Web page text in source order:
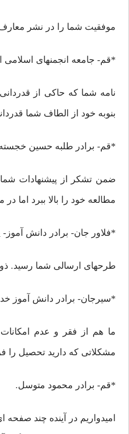
موفقیت شما را در نشر معارف
*قم- جامعه انجمنهای اسلامی
نامه شما که حاکی از
بنوبه خود از الطاف شما
*قم- برادر طلبه حسین
ضمن تشکر از پیشنهادات شما
مطالعه خود را بالا ببرد اما
*فلاور جان- برادر دانش آموز-
طرحهای ارسالی شما رسید.
*سیرجان- برادر دانش آموز
ما هم از فقر و عدم امکانات
مشکلاتی که دارید تحصیل را
*قم- برادر محمود متوسل.
امیدواریم در آینده چند